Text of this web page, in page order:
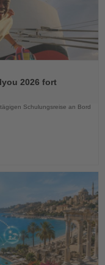
2026 fort
Schulungsreise an Bord